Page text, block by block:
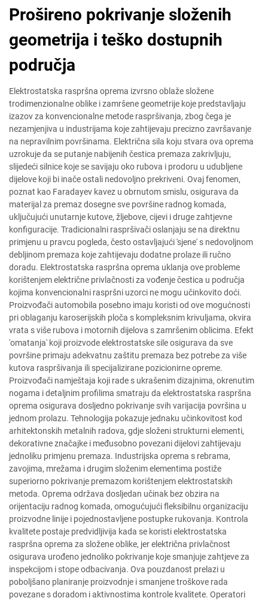
Prošireno pokrivanje složenih
geometrija i teško dostupnih
područja
Elektrostatska raspršna oprema izvrsno oblaže složene
trodimenzionalne oblike i zamršene geometrije koje predstavljaju
izazov za konvencionalne metode raspršivanja, zbog čega je
nezamjenjiva u industrijama koje zahtijevaju precizno završavanje
na nepravilnim površinama. Električna sila koju stvara ova oprema
uzrokuje da se putanje nabijenih čestica premaza zakrivljuju,
slijedeći silnice koje se savijaju oko rubova i prodoru u udubljene
dijelove koji bi inače ostali nedovoljno prekriveni. Ovaj fenomen,
poznat kao Faradayev kavez u obrnutom smislu, osigurava da
materijal za premaz dosegne sve površine radnog komada,
uključujući unutarnje kutove, žljebove, cijevi i druge zahtjevne
konfiguracije. Tradicionalni raspršivači oslanjaju se na direktnu
primjenu u pravcu pogleda, često ostavljajući 'sjene' s nedovoljnom
debljinom premaza koje zahtijevaju dodatne prolaze ili ručno
doradu. Elektrostatska raspršna oprema uklanja ove probleme
korištenjem električne privlačnosti za vođenje čestica u područja
kojima konvencionalni raspršni uzorci ne mogu učinkovito doći.
Proizvođači automobila posebno imaju koristi od ove mogućnosti
pri oblaganju karoserijskih ploča s kompleksnim krivuljama, okvira
vrata s više rubova i motornih dijelova s zamršenim oblicima. Efekt
'omatanja' koji proizvode elektrostatske sile osigurava da sve
površine primaju adekvatnu zaštitu premaza bez potrebe za više
kutova raspršivanja ili specijalizirane pozicionirne opreme.
Proizvođači namještaja koji rade s ukrašenim dizajnima, okrenutim
nogama i detaljnim profilima smatraju da elektrostatska raspršna
oprema osigurava dosljedno pokrivanje svih varijacija površina u
jednom prolazu. Tehnologija pokazuje jednaku učinkovitost kod
arhitektonskih metalnih radova, gdje složeni strukturni elementi,
dekorativne značajke i međusobno povezani dijelovi zahtijevaju
jednoliku primjenu premaza. Industrijska oprema s rebrama,
zavojima, mrežama i drugim složenim elementima postiže
superiorno pokrivanje premazom korištenjem elektrostatskih
metoda. Oprema održava dosljedan učinak bez obzira na
orijentaciju radnog komada, omogućujući fleksibilnu organizaciju
proizvodne linije i pojednostavljene postupke rukovanja. Kontrola
kvalitete postaje predvidljivija kada se koristi elektrostatska
raspršna oprema za složene oblike, jer električna privlačnost
osigurava urođeno jednoliko pokrivanje koje smanjuje zahtjeve za
inspekcijom i stope odbacivanja. Ova pouzdanost prelazi u
poboljšano planiranje proizvodnje i smanjene troškove rada
povezane s doradom i aktivnostima kontrole kvalitete. Operatori